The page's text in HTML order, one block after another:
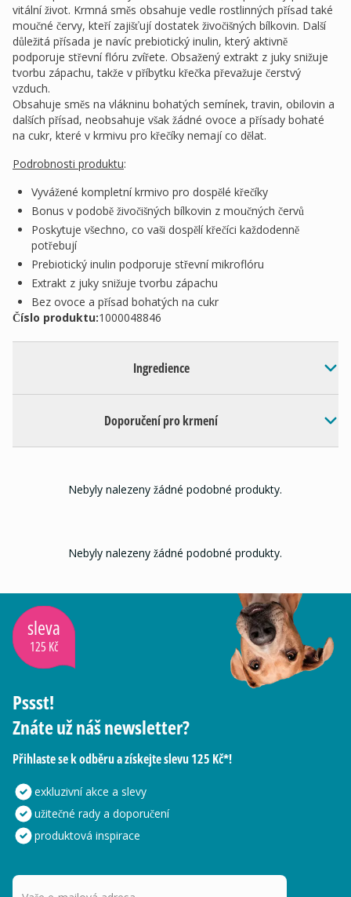
vitální život. Krmná směs obsahuje vedle rostlinných přísad také
moučné červy, kteří zajišťují dostatek živočišných bílkovin. Další
důležitá přísada je navíc prebiotický inulin, který aktivně
podporuje střevní flóru zvířete. Obsažený extrakt z juky snižuje
tvorbu zápachu, takže v příbytku křečka převažuje čerstvý
vzduch.
Obsahuje směs na vlákninu bohatých semínek, travin, obilovin a
dalších přísad, neobsahuje však žádné ovoce a přísady bohaté
na cukr, které v krmivu pro křečíky nemají co dělat.
Podrobnosti produktu:
Vyvážené kompletní krmivo pro dospělé křečíky
Bonus v podobě živočišných bílkovin z moučných červů
Poskytuje všechno, co vaši dospělí křečíci každodenně
potřebují
Prebiotický inulin podporuje střevní mikroflóru
Extrakt z juky snižuje tvorbu zápachu
Bez ovoce a přísad bohatých na cukr
Číslo produktu:1000048846
Ingredience
Doporučení pro krmení
Nebyly nalezeny žádné podobné produkty.
Nebyly nalezeny žádné podobné produkty.
sleva
125 Kč
Pssst!
Znáte už náš newsletter?
Přihlaste se k odběru a získejte slevu 125 Kč*!
exkluzivní akce a slevy
užitečné rady a doporučení
produktová inspirace
Vaše e-mailová adresa